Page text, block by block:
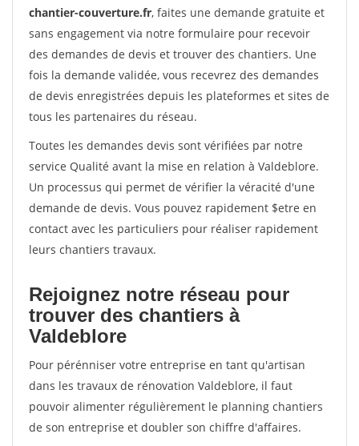
chantier-couverture.fr, faites une demande gratuite et
sans engagement via notre formulaire pour recevoir
des demandes de devis et trouver des chantiers. Une
fois la demande validée, vous recevrez des demandes
de devis enregistrées depuis les plateformes et sites de
tous les partenaires du réseau.
Toutes les demandes devis sont vérifiées par notre
service Qualité avant la mise en relation à Valdeblore.
Un processus qui permet de vérifier la véracité d'une
demande de devis. Vous pouvez rapidement $etre en
contact avec les particuliers pour réaliser rapidement
leurs chantiers travaux.
Rejoignez notre réseau pour
trouver des chantiers à
Valdeblore
Pour pérénniser votre entreprise en tant qu'artisan
dans les travaux de rénovation Valdeblore, il faut
pouvoir alimenter régulièrement le planning chantiers
de son entreprise et doubler son chiffre d'affaires.